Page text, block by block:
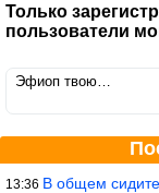
Только
пользователи
Эфиоп твою…
13:36 В общем сидите